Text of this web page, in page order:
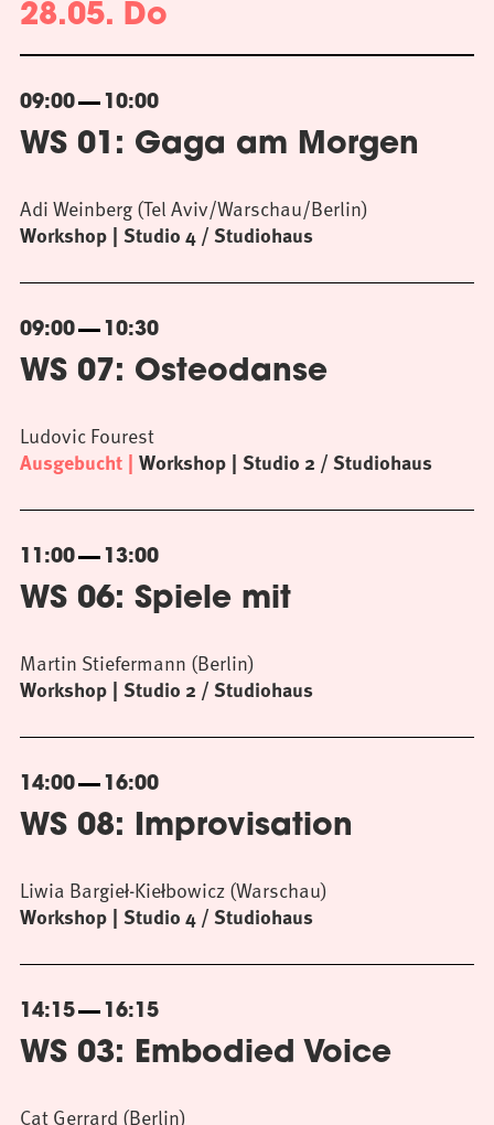
28.05. Do
09:00 10:00
WS 01: Gaga am Morgen
Workshop Studio 4 / Studiohaus
Adi Weinberg (Tel Aviv/Warschau/Berlin)
09:00 10:30
WS 07: Osteodanse
Ausgebucht Workshop Studio 2 / Studiohaus
Ludovic Fourest
11:00 13:00
WS 06: Spiele mit
Workshop Studio 2 / Studiohaus
Martin Stiefermann (Berlin)
14:00 16:00
WS 08: Improvisation
Workshop Studio 4 / Studiohaus
Liwia Bargieł-Kiełbowicz (Warschau)
14:15 16:15
WS 03: Embodied Voice
Cat Gerrard (Berlin)